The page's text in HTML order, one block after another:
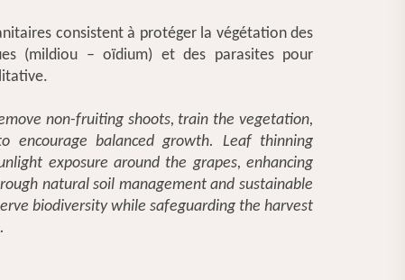
consistent à protéger la végétation des
(mildiou – oïdium) et des parasites pour
non-fruiting shoots, train the vegetation,
encourage balanced growth. Leaf thinning
exposure around the grapes, enhancing
natural soil management and sustainable
biodiversity while safeguarding the harvest